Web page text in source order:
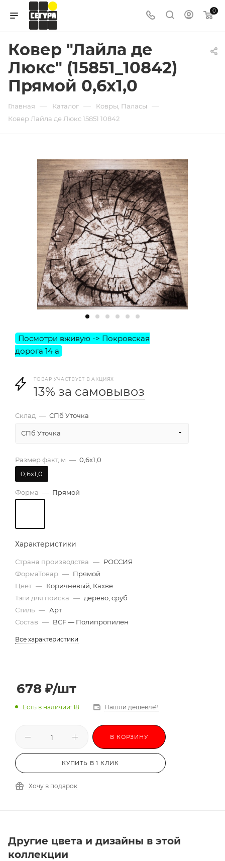
0
Ковер "Лайла де
Люкс" (15851_10842)
Прямой 0,6х1,0
Главная — Каталог — Ковры, Паласы —
Ковер Лайла де Люкс 15851 10842
ТОВАР УЧАСТВУЕТ В АКЦИЯХ
13% за самовывоз
Склад — СПб Уточка
СПб Уточка
Размер факт, м — 0,6х1,0
0,6х1,0
Форма — Прямой
Характеристики
Страна производства — РОССИЯ
ФормаТовар — Прямой
Цвет — Коричневый, Кахве
Тэги для поиска — дерево, сруб
Стиль — Арт
Состав — BCF — Полипропилен
Все характеристики
678 ₽/шт
Есть в наличии: 18 Нашли дешевле?
В КОРЗИНУ
КУПИТЬ В 1 КЛИК
Хочу в подарок
Другие цвета и дизайны в этой
коллекции